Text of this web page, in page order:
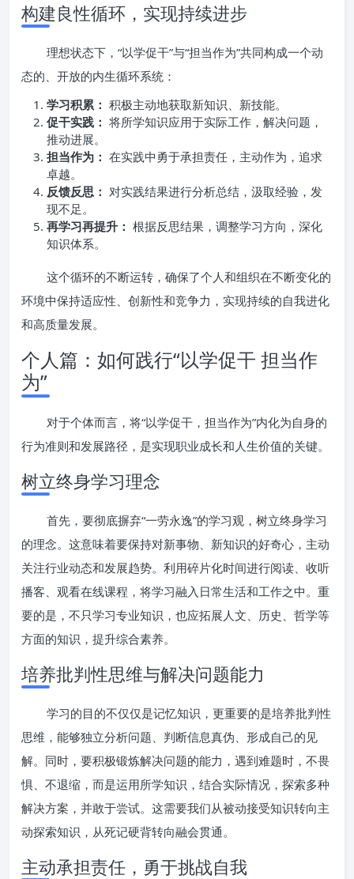
构建良性循环，实现持续进步
理想状态下，“以学促干”与“担当作为”共同构成一个动
态的、开放的内生循环系统：
学习积累： 积极主动地获取新知识、新技能。
促干实践： 将所学知识应用于实际工作，解决问题，
推动进展。
担当作为： 在实践中勇于承担责任，主动作为，追求
卓越。
反馈反思： 对实践结果进行分析总结，汲取经验，发
现不足。
再学习再提升： 根据反思结果，调整学习方向，深化
知识体系。
这个循环的不断运转，确保了个人和组织在不断变化的
环境中保持适应性、创新性和竞争力，实现持续的自我进化
和高质量发展。
个人篇：如何践行“以学促干 担当作
为”
对于个体而言，将“以学促干，担当作为”内化为自身的
行为准则和发展路径，是实现职业成长和人生价值的关键。
树立终身学习理念
首先，要彻底摒弃“一劳永逸”的学习观，树立终身学习
的理念。这意味着要保持对新事物、新知识的好奇心，主动
关注行业动态和发展趋势。利用碎片化时间进行阅读、收听
播客、观看在线课程，将学习融入日常生活和工作之中。重
要的是，不只学习专业知识，也应拓展人文、历史、哲学等
方面的知识，提升综合素养。
培养批判性思维与解决问题能力
学习的目的不仅仅是记忆知识，更重要的是培养批判性
思维，能够独立分析问题、判断信息真伪、形成自己的见
解。同时，要积极锻炼解决问题的能力，遇到难题时，不畏
惧、不退缩，而是运用所学知识，结合实际情况，探索多种
解决方案，并敢于尝试。这需要我们从被动接受知识转向主
动探索知识，从死记硬背转向融会贯通。
主动承担责任，勇于挑战自我